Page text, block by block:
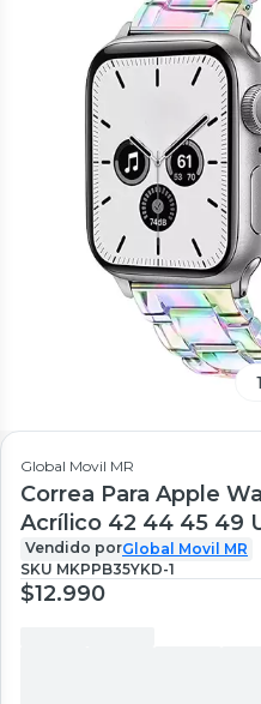
1
Global Movil MR
Correa Para Apple
Acrílico 42 44 45 49
Vendido porGlobal Movil MR
SKU MKPPB35YKD-1
$12.990